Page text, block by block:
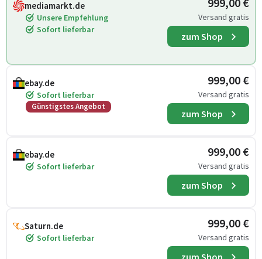
mediamarkt.de
Unsere Empfehlung
Sofort lieferbar
Versand gratis
zum Shop
ebay.de
Sofort lieferbar
Günstigstes Angebot
999,00 €
Versand gratis
zum Shop
ebay.de
Sofort lieferbar
999,00 €
Versand gratis
zum Shop
Saturn.de
Sofort lieferbar
999,00 €
Versand gratis
zum Shop